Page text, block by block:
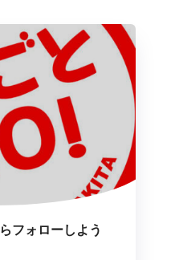
フォローしよう